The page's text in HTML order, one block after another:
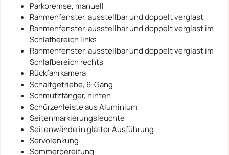
Parkbremse, manuell
Rahmenfenster, ausstellbar und doppelt verglast
Rahmenfenster, ausstellbar und doppelt verglast im
Schlafbereich links
Rahmenfenster, ausstellbar und doppelt verglast im
Schlafbereich rechts
Rückfahrkamera
Schaltgetriebe, 6-Gang
Schmutzfänger, hinten
Schürzenleiste aus Aluminium
Seitenmarkierungsleuchte
Seitenwände in glatter Ausführung
Servolenkung
Sommerbereifung